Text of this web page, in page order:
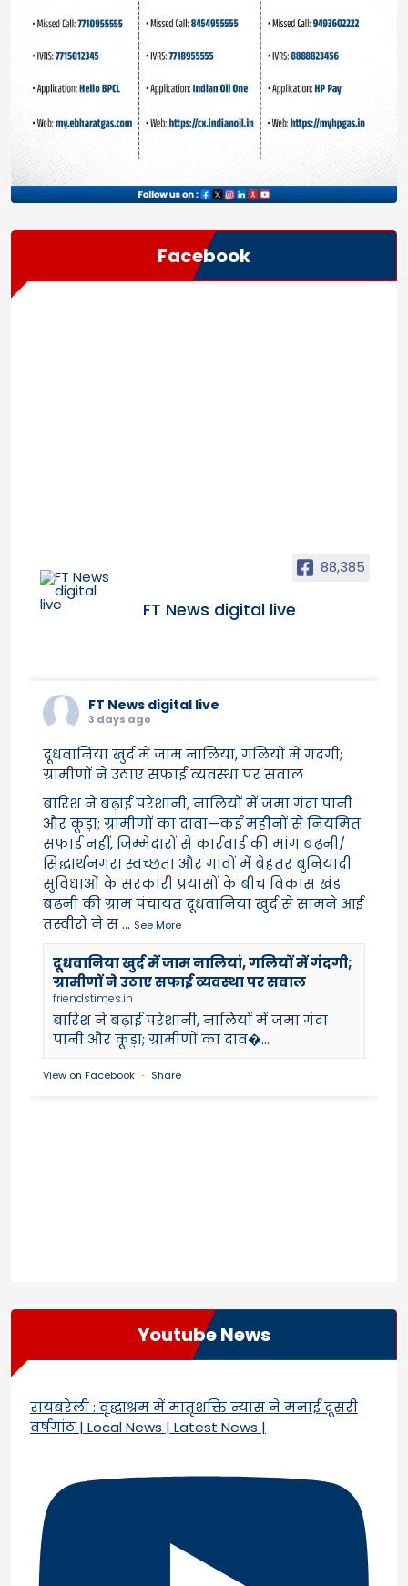
Facebook
88,385
FT News digital live
FT News digital live
3 days ago
दूधवानिया खुर्द में जाम नालियां, गलियों में गंदगी;
ग्रामीणों ने उठाए सफाई व्यवस्था पर सवाल
बारिश ने बढ़ाई परेशानी, नालियों में जमा गंदा पानी
और कूड़ा; ग्रामीणों का दावा—कई महीनों से नियमित
सफाई नहीं, जिम्मेदारों से कार्रवाई की मांग बढ़नी/
सिद्धार्थनगर। स्वच्छता और गांवों में बेहतर बुनियादी
सुविधाओं के सरकारी प्रयासों के बीच विकास खंड
बढ़नी की ग्राम पंचायत दूधवानिया खुर्द से सामने आई
तस्वीरों ने स... See More
दूधवानिया खुर्द में जाम नालियां, गलियों में गंदगी;
ग्रामीणों ने उठाए सफाई व्यवस्था पर सवाल
friendstimes.in
बारिश ने बढ़ाई परेशानी, नालियों में जमा गंदा
पानी और कूड़ा; ग्रामीणों का दाव�...
View on Facebook · Share
Youtube News
रायबरेली : वृद्धाश्रम में मातृशक्ति न्यास ने मनाई दूसरी
वर्षगांठ | Local News | Latest News |